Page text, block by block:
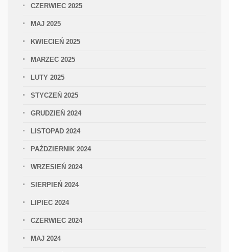
CZERWIEC 2025
MAJ 2025
KWIECIEŃ 2025
MARZEC 2025
LUTY 2025
STYCZEŃ 2025
GRUDZIEŃ 2024
LISTOPAD 2024
PAŹDZIERNIK 2024
WRZESIEŃ 2024
SIERPIEŃ 2024
LIPIEC 2024
CZERWIEC 2024
MAJ 2024